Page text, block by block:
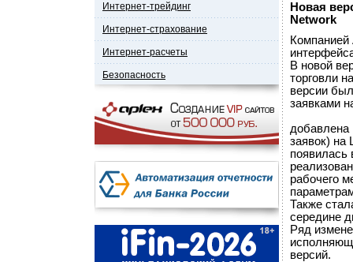
Интернет-трейдинг
Интернет-страхование
Интернет-расчеты
Безопасность
Новая
Network
Компанией
В новой
торговли
версии
заявками
добавлена
заявок) на
появилась
рабочего
Также
середине
Ряд
версий.